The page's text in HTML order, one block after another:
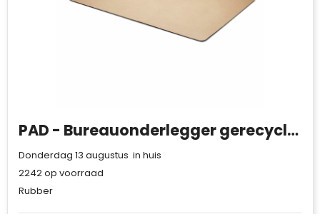
PAD - Bureauonderlegger gerecycled pa
Donderdag 13 augustus in huis
2242op voorraad
Rubber